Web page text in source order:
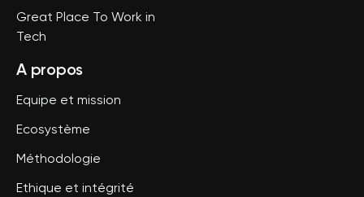
Great Place To Work in
Tech
A propos
Equipe et mission
Ecosystème
Méthodologie
Ethique et intégrité